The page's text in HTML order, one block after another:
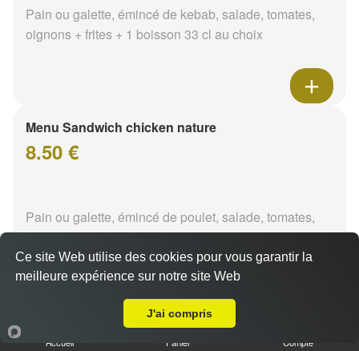
Pain ou galette, émincé de kebab, salade, tomates,
oignons + frites + 1 boisson 33 cl au choix
Menu Sandwich chicken nature
8.50 €
Pain ou galette, émincé de poulet, salade, tomates,
oignons + frites + 1 boisson 33 cl au choix
Menu Sandwich chicken tikka
Accueil Panier Compte
Ce site Web utilise des cookies pour vous garantir la
meilleure expérience sur notre site Web
J'ai compris